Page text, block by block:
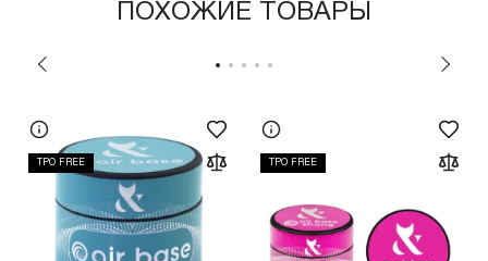
ПОХОЖИЕ ТОВАРЫ
TPO FREE TPO FREE